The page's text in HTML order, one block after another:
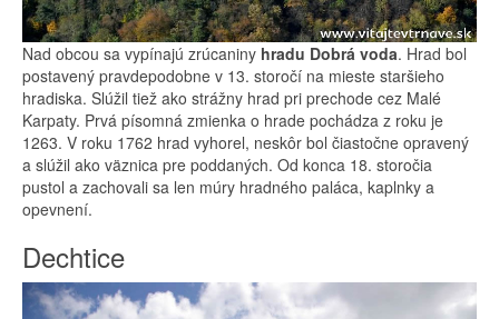
Nad obcou sa vypínajú zrúcaniny hradu Dobrá voda. Hrad bol
postavený pravdepodobne v 13. storočí na mieste staršieho
hradiska. Slúžil tiež ako strážny hrad pri prechode cez Malé
Karpaty. Prvá písomná zmienka o hrade pochádza z roku je
1263. V roku 1762 hrad vyhorel, neskôr bol čiastočne opravený
a slúžil ako väznica pre poddaných. Od konca 18. storočia
pustol a zachovali sa len múry hradného paláca, kaplnky a
opevnení.
Dechtice